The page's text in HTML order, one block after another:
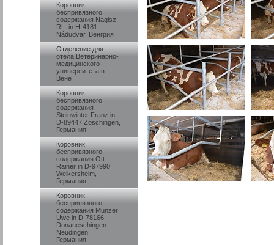
Коровник
беспривязного
содержания Nagisz
RL. in H-4181
Nádudvar, Венгрия
Отделение для
отёла Ветеринарно-
медицинского
университета в
Вене
Коровник
беспривязного
содержания
Steinwinter Franz in
D-89447 Zöschingen,
Германия
Коровник
беспривязного
содержания Ott
Rainer in D-97990
Weikersheim,
Германия
Коровник
беспривязного
содержания Münzer
Uwe in D-78166
Donaueschingen-
Neudingen,
Германия